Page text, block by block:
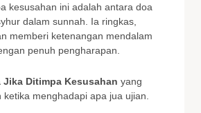
kesusahan ini adalah antara doa
dalam sunnah. Ia ringkas,
memberi ketenangan mendalam
penuh pengharapan.
Jika Ditimpa Kesusahan yang
menghadapi apa jua ujian.